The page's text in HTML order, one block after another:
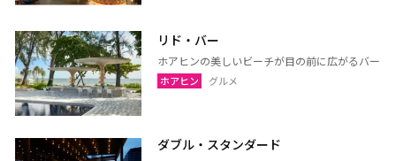
ー）
チャイナート
ロッブリー
ノンタブリー
パトゥムターニー
ペッチャブリー
サラブリー
シンブリー
リド・バー
ホアヒンの美しいビーチが目の前に広がるバー
ホアヒン グルメ
ダブル・スタンダード